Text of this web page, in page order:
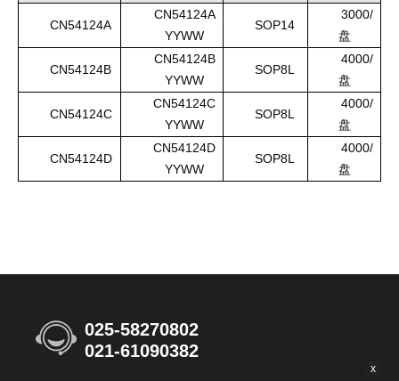
CN54124A
CN54124A
YYWW
SOP14
3000/
盘
CN54124B
CN54124B
YYWW
SOP8L
4000/
盘
CN54124C
CN54124C
YYWW
SOP8L
4000/
盘
CN54124D
CN54124D
YYWW
SOP8L
4000/
盘
025-58270802
021-61090382
x